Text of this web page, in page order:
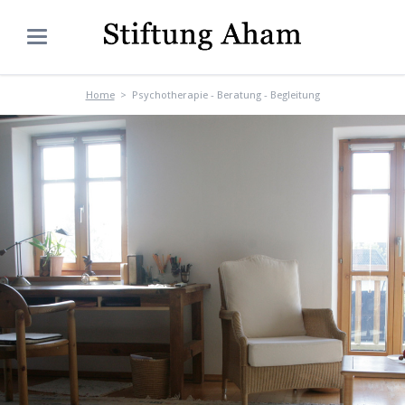
Home Psychotherapie - Beratung - Begleitung